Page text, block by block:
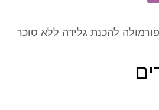
פורמולה להכנת גלידה ללא סוכר